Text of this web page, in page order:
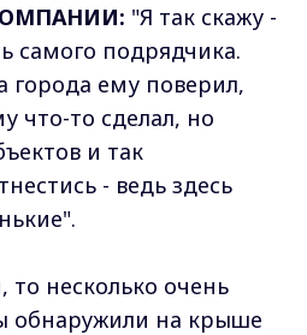
"Я так скажу -
самого подрядчика.
города ему поверил,
что-то сделал, но
и так
- ведь здесь
то несколько очень
обнаружили на крыше